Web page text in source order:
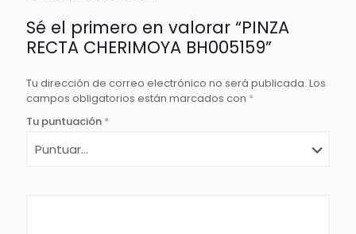
Sé el primero en valorar “PINZA
RECTA CHERIMOYA BH005159”
Tu dirección de correo electrónico no será publicada. Los
campos obligatorios están marcados con *
Tu puntuación *